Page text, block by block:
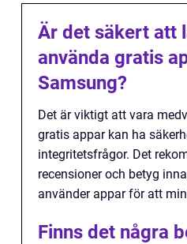
Är det säkert att
använda gratis
Samsung?
Det är viktigt att vara
gratis appar kan ha
integritetsfrågor. Det
recensioner och betyg
använder appar för att
Finns det några